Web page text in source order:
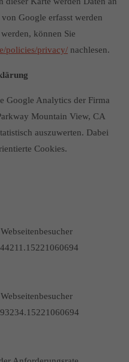
Google erfasst werden
können Sie
policies/privacy/ nachlesen.
Google Analytics der Firma
Mountain View, CA
auszuwerten. Dabei
Cookies.